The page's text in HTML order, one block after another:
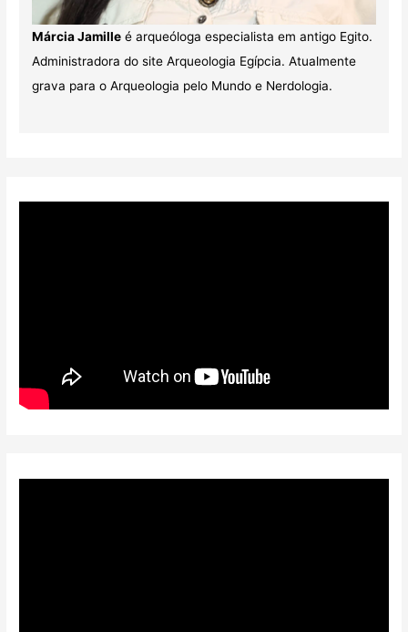
Márcia Jamilleé arqueóloga especialista em antigo Egito.
Administradora do site Arqueologia Egípcia. Atualmente
grava para o Arqueologia pelo Mundo e Nerdologia.